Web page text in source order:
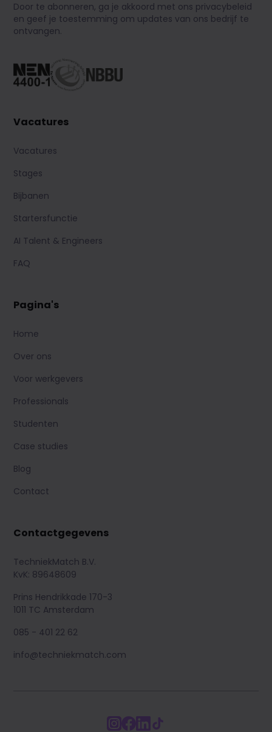
Door te abonneren, ga je akkoord met ons privacybeleid
en geef je toestemming om updates van ons bedrijf te
ontvangen.
Vacatures
Vacatures
Stages
Bijbanen
Startersfunctie
AI Talent & Engineers
FAQ
Pagina's
Home
Over ons
Voor werkgevers
Professionals
Studenten
Case studies
Blog
Contact
Contactgegevens
TechniekMatch B.V.
KvK: 89648609
Prins Hendrikkade 170-3
1011 TC Amsterdam
085 - 401 22 62
info@techniekmatch.com